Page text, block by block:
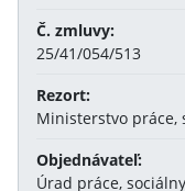
Č. zmluvy:
25/41/054/513
Rezort:
Ministerstvo práce,
Objednávateľ:
Úrad práce,